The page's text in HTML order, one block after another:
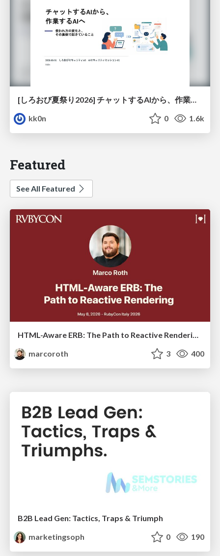
[しろおび夏祭り2026] チャットするAIから、作業するAIへ - 使われ方の変化と、その裏側で起きていること
kk0n
0 1.6k
Featured
See All Featured
HTML-Aware ERB: The Path to Reactive Rendering @ RubyCon 2026, Rimini, Italy
marcoroth
3 400
B2B Lead Gen: Tactics, Traps & Triumph
marketingsoph
0 190